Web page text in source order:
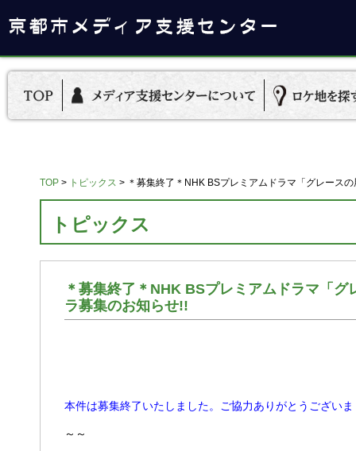
TOP > トピックス > ＊募集終了＊NHK BSプレミアムドラマ「グレース
トピックス
＊募集終了＊NHK BSプレミアムドラマ「
ラ募集のお知らせ!!
本件は募集終了いたしました。ご協力ありがとうござい
～～